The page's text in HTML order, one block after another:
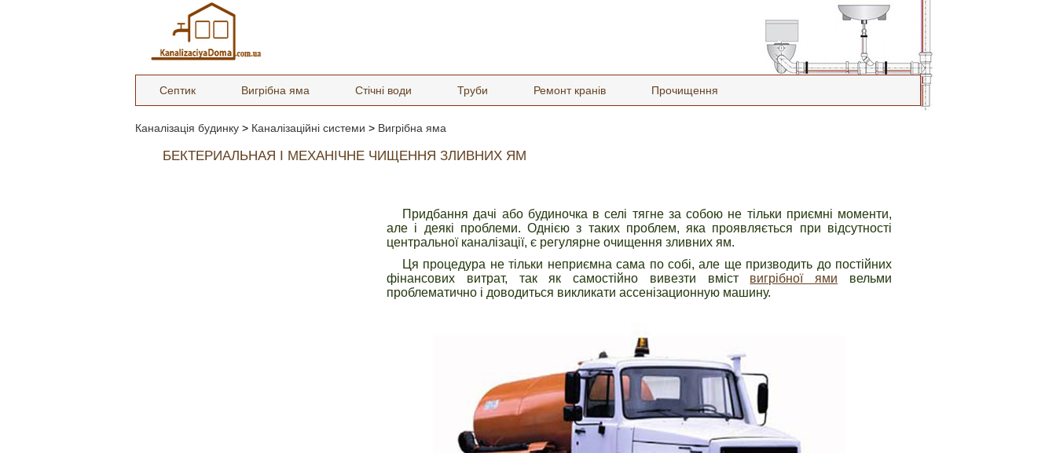
Септик Вигрібна яма Стічні води Труби Ремонт кранів Прочищення
Каналізація будинку > Каналізаційні системи > Вигрібна яма
БЕКТЕРИАЛЬНАЯ І МЕХАНІЧНЕ ЧИЩЕННЯ ЗЛИВНИХ ЯМ
Придбання дачі або будиночка в селі тягне за собою не тільки приємні моменти,
але і деякі проблеми. Однією з таких проблем, яка проявляється при відсутності
центральної каналізації, є регулярне очищення зливних ям.
Ця процедура не тільки неприємна сама по собі, але ще призводить до постійних
фінансових витрат, так як самостійно вивезти вміст вигрібної ями вельми
проблематично і доводиться викликати ассенізационную машину.